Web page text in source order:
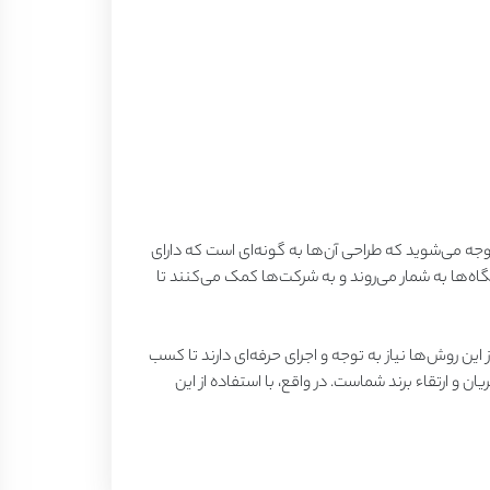
می‌شوید که طراحی آن‌ها به گونه‌ای است که دارای
به شمار می‌روند و به شرکت‌ها کمک می‌کنند تا
روش‌ها نیاز به توجه و اجرای حرفه‌ای دارند تا کسب
ارتقاء برند شماست. در واقع، با استفاده از این